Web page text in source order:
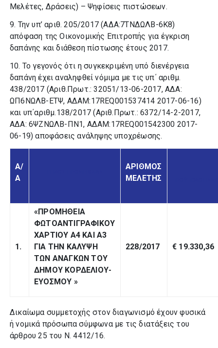
Μελέτες, Δράσεις) – Ψηφίσεις πιστώσεων.
9. Την υπ’ αριθ. 205/2017 (ΑΔΑ:7ΤΝΔΩΛΒ-6Κ8)
απόφαση της Οικονομικής Επιτροπής για έγκριση
δαπάνης και διάθεση πίστωσης έτους 2017.
10. Το γεγονός ότι η συγκεκριμένη υπό διενέργεια
δαπάνη έχει αναληφθεί νόμιμα με τις υπ΄ αριθμ.
438/2017 (Αριθ.Πρωτ.: 32051/13-06-2017, ΑΔΑ:
ΩΠ6ΝΩΛΒ-ΕΤΨ, ΑΔΑΜ:17REQ001537414 2017-06-16)
και υπ΄αριθμ.138/2017 (Αριθ.Πρωτ.: 6372/14-2-2017,
ΑΔΑ: 6ΨΖΝΩΛΒ-ΠΝ1, ΑΔΑΜ:17REQ001542300 2017-
06-19) αποφάσεις ανάληψης υποχρέωσης.
Α/
Α
ΑΡΙΘΜΟΣ
ΜΕΛΕΤΗΣ
1.
«ΠΡΟΜΗΘΕΙΑ
ΦΩΤΟΑΝΤΙΓΡΑΦΙΚΟΥ
ΧΑΡΤΙΟΥ Α4 ΚΑΙ Α3
ΓΙΑ ΤΗΝ ΚΑΛΥΨΗ
ΤΩΝ ΑΝΑΓΚΩΝ ΤΟΥ
ΔΗΜΟΥ ΚΟΡΔΕΛΙΟΥ-
ΕΥΟΣΜΟΥ »
228/2017 € 19.330,36
Δικαίωμα συμμετοχής στον διαγωνισμό έχουν φυσικά
ή νομικά πρόσωπα σύμφωνα με τις διατάξεις του
άρθρου 25 του Ν. 4412/16.